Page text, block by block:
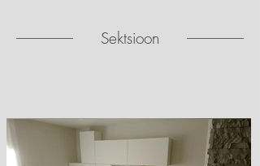
Sektsioon